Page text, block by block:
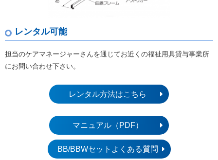
レンタル可能
担当のケアマネージャーさんを通じてお近くの福祉用具貸与事業所
にお問い合わせ下さい。
レンタル方法はこちら
マニュアル（PDF）
BB/BBWセットよくある質問